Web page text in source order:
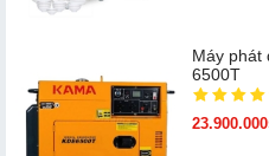
Máy phát
6500T